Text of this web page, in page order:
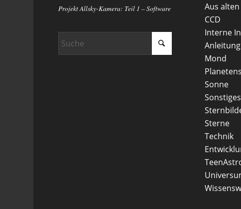
Projekt Allsky-Kamera: Teil 1 – Software
Aus
CCD
Interne
Mond
Sonne
Sonstiges
Sterne
Technik